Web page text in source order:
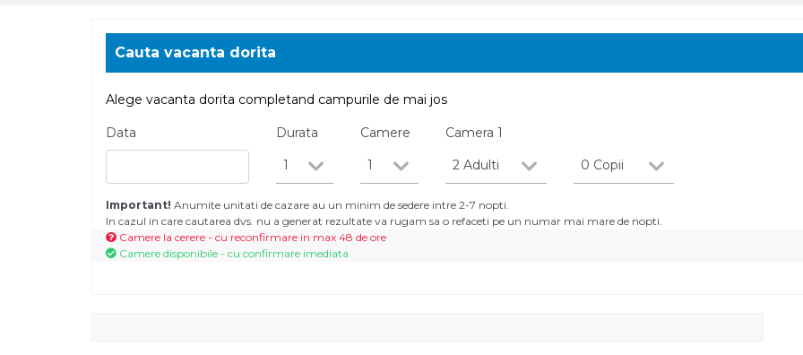
Cauta vacanta dorita
Alege vacanta dorita completand campurile de mai jos
Data
Durata
1
Camere
1
Camera1
2 Adulti
0 Copii
Important! Anumite unitati de cazare au un minim de sedere intre 2-7 nopti.
In cazul in care cautarea dvs. nu a generat rezultate va rugam sa o refaceti pe un numar mai mare de nopti.
Camere la cerere - cu reconfirmare in max 48 de ore
Camere disponibile - cu confirmare imediata